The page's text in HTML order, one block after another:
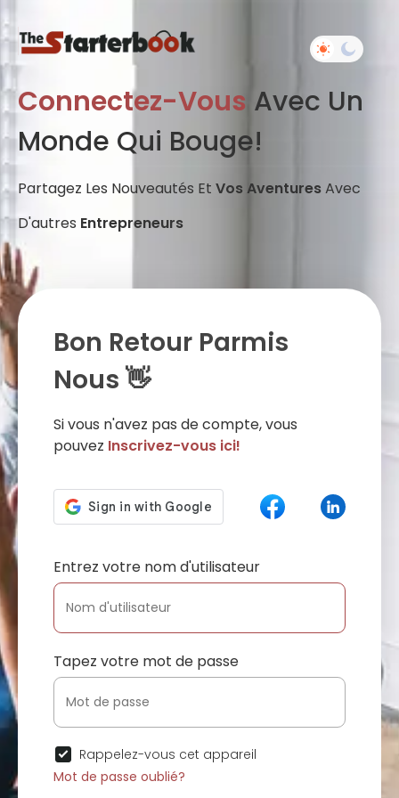
Connectez-Vous Avec Un
Monde Qui Bouge!
Partagez Les Nouveautés Et Vos AventuresAvec
D'autres Entrepreneurs
Bon Retour Parmis
Nous 👋
Si vous n'avez pas de compte, vous
pouvez Inscrivez-vous ici!
Entrez votre nom d'utilisateur
Tapez votre mot de passe
Rappelez-vous cet appareil
Mot de passe oublié?